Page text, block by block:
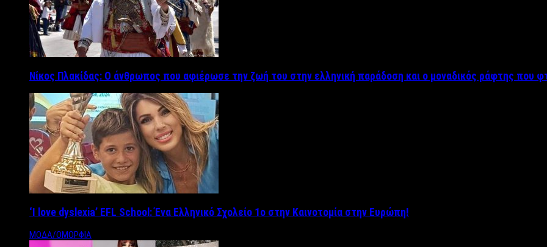
Νίκος Πλακίδας: O άνθρωπος που αφιέρωσε την ζωή του στην ελληνική παράδοση και ο μοναδικός ράφτης που
‘Ι love dyslexia’ EFL School: Ένα Ελληνικό Σχολείo 1ο στην Καινοτομία στην Ευρώπη!
ΜΟΔΑ/ΟΜΟΡΦΙΑ